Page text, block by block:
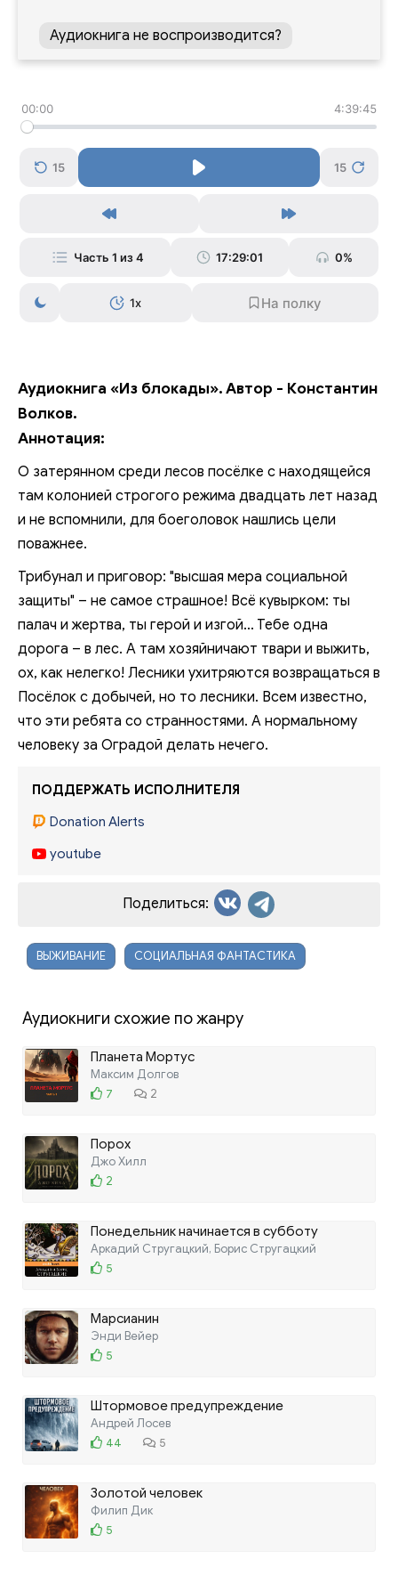
Аудиокнига не воспроизводится?
00:00 4:39:45
15 15
Часть 1 из 4 17:29:01 0%
1x
Аудиокнига «Из блокады». Автор - Константин
Волков.
Аннотация:
О затерянном среди лесов посёлке с находящейся
там колонией строгого режима двадцать лет назад
и не вспомнили, для боеголовок нашлись цели
поважнее.
Трибунал и приговор: "высшая мера социальной
защиты" – не самое страшное! Всё кувырком: ты
палач и жертва, ты герой и изгой... Тебе одна
дорога – в лес. А там хозяйничают твари и выжить,
ох, как нелегко! Лесники ухитряются возвращаться в
Посёлок с добычей, но то лесники. Всем известно,
что эти ребята со странностями. А нормальному
человеку за Оградой делать нечего.
ПОДДЕРЖАТЬ ИСПОЛНИТЕЛЯ
Donation Alerts
youtube
Поделиться:
ВЫЖИВАНИЕ СОЦИАЛЬНАЯ ФАНТАСТИКА
Аудиокниги схожие по жанру
Планета Мортус
Максим Долгов
7
2
Порох
Джо Хилл
2
Понедельник начинается в субботу
Аркадий Стругацкий, Борис Стругацкий
5
Марсианин
Энди Вейер
5
Штормовое предупреждение
Андрей Лосев
44
5
Золотой человек
Филип Дик
5